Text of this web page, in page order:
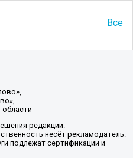
Все
редакции.
несёт рекламодатель.
подлежат сертификации и